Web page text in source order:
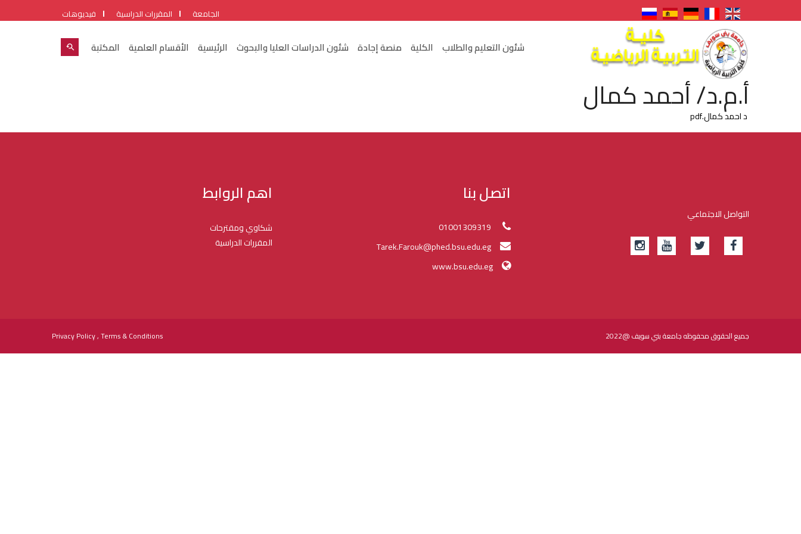
الجامعة المقررات الدراسية فيديوهات
شئون التعليم والطلاب الكلية منصة إجادة شئون الدراسات العليا والبحوث الرئيسية الأقسام العلمية المكتبة
أ.م.د/ أحمد كمال
د احمد كمال.pdf
التواصل الاجتماعي
اتصل بنا
www.bsu.edu.eg
اهم الروابط
شكاوي ومقترحات
المقررات الدراسية
جميع الحقوق محفوظه جامعة بني سويف @2022 Privacy Policy , Terms & Conditions